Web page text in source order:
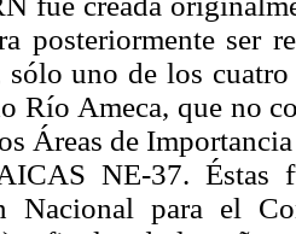
posteriormente ser
sólo uno de los
Río Ameca, que no
Áreas de
NE-37. Éstas
Nacional para el